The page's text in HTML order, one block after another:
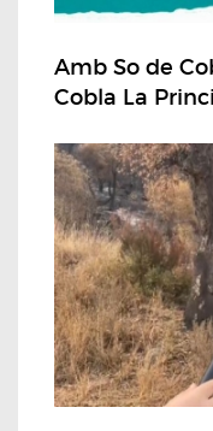
Amb So de
Cobla La